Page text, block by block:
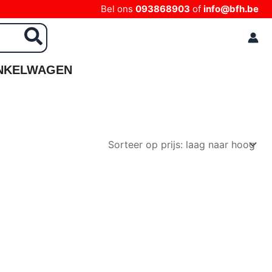
Bel ons 093868903 of info@bfh.be